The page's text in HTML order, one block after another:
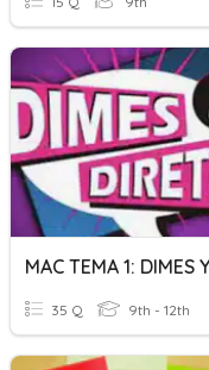
35 Q 9th - 12th